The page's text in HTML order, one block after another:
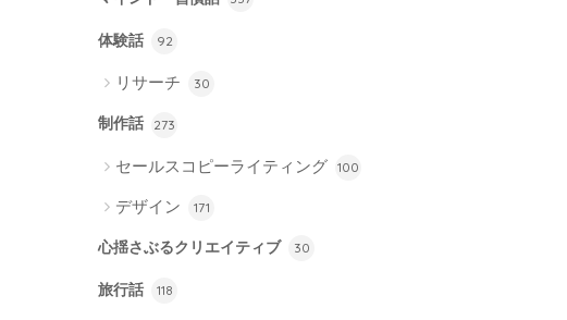
体験話 92
リサーチ 30
制作話 273
セールスコピーライティング 100
デザイン 171
心揺さぶるクリエイティブ 30
旅行話 118